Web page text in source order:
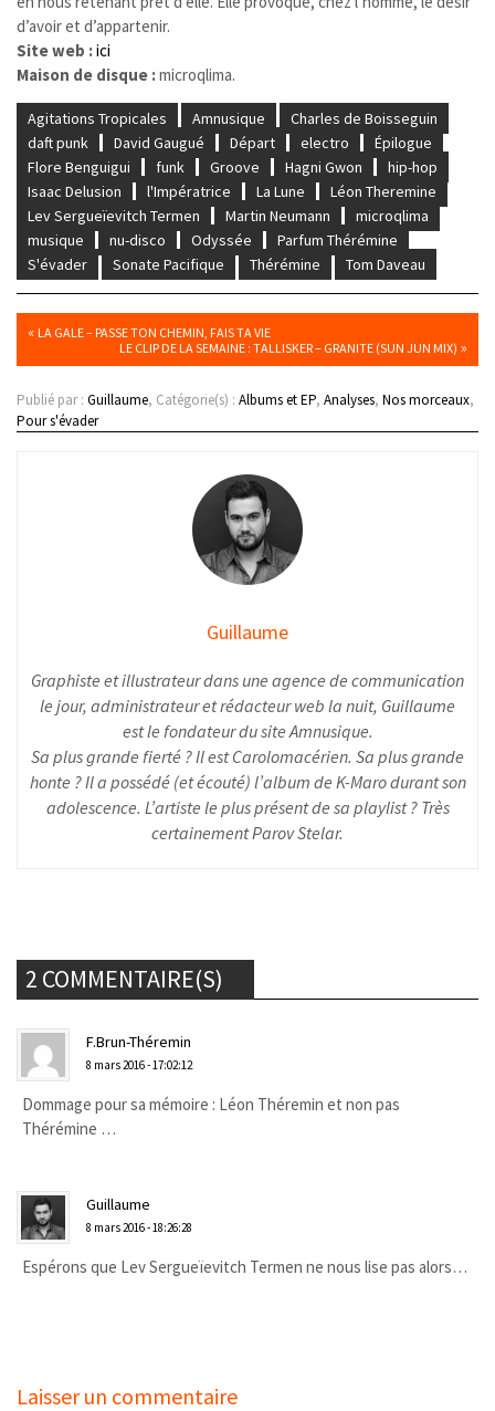
d’avoir et d’appartenir.
Site web :ici
Maison de disque :microqlima.
Agitations Tropicales Amnusique
Charles de Boisseguin
daft punk
David Gaugué Départ electro
Épilogue
Flore Benguigui
funk Groove Hagni Gwon
hip-hop
Isaac Delusion
l'Impératrice La Lune
Léon Theremine
Lev Sergueïevitch Termen
Martin Neumann
microqlima
musique
nu-disco Odyssée
Parfum Thérémine
S'évader
Sonate Pacifique Thérémine Tom Daveau
« LA GALE – PASSE TON CHEMIN, FAIS TA VIE
LE CLIP DE LA SEMAINE : TALLISKER – GRANITE (SUN JUN MIX) »
Publié par : Guillaume, Catégorie(s) : Albums et EP, Analyses, Nos morceaux,
Pour s'évader
Guillaume
Graphiste et illustrateur dans une agence de communication
le jour, administrateur et rédacteur web la nuit, Guillaume
est le fondateur du site Amnusique.
Sa plus grande fierté ? Il est Carolomacérien. Sa plus grande
honte ? Il a possédé (et écouté) l’album de K-Maro durant son
adolescence. L’artiste le plus présent de sa playlist ? Très
certainement Parov Stelar.
2 COMMENTAIRE(S)
F.Brun-Théremin
8 mars 2016 - 17:02:12
Dommage pour sa mémoire : Léon Théremin et non pas
Thérémine …
Guillaume
8 mars 2016 - 18:26:28
Espérons que Lev Sergueïevitch Termen ne nous lise pas alors…
Laisser un commentaire